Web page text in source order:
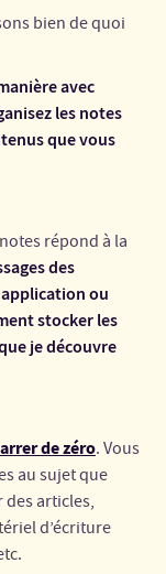
bien de quoi
avec
les notes
que vous
répond à la
des
ou
stocker les
je découvre
de zéro. Vous
au sujet que
des articles,
d’écriture